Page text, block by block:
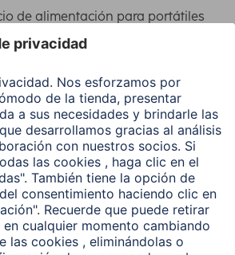
de alimentación para portátiles